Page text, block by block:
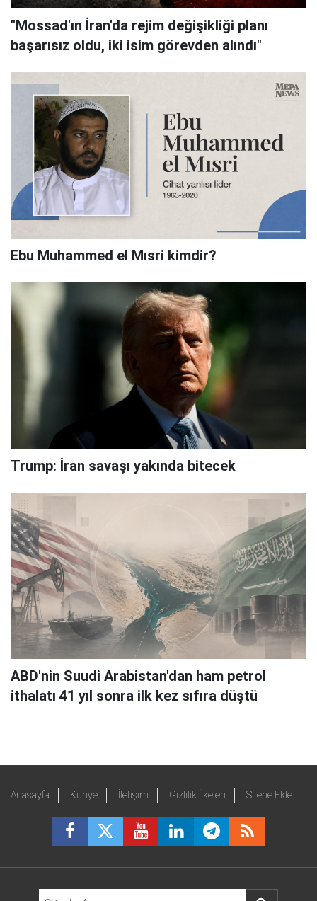
"Mossad'ın İran'da rejim değişikliği planı
başarısız oldu, iki isim görevden alındı"
Ebu Muhammed el Mısri kimdir?
Trump: İran savaşı yakında bitecek
ABD'nin Suudi Arabistan'dan ham petrol
ithalatı 41 yıl sonra ilk kez sıfıra düştü
Anasayfa Künye İletişim Gizlilik İlkeleri Sitene Ekle